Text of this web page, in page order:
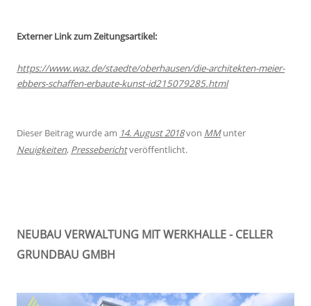
Externer Link zum Zeitungsartikel:
https://www.waz.de/staedte/oberhausen/die-architekten-meier-
ebbers-schaffen-erbaute-kunst-id215079285.html
Dieser Beitrag wurde am 14. August 2018von MMunter
Neuigkeiten, Presseberichtveröffentlicht.
NEUBAU VERWALTUNG MIT WERKHALLE - CELLER
GRUNDBAU GMBH